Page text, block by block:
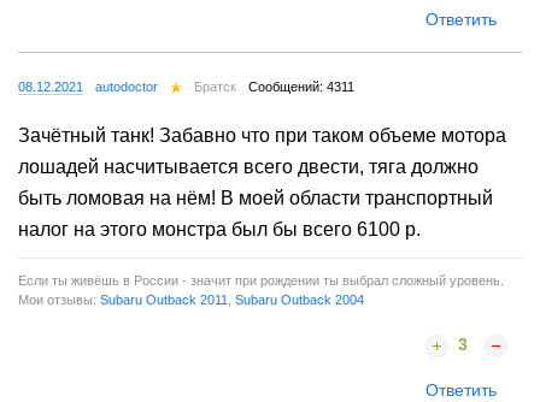
Ответить
08.12.2021 autodoctor Братск Сообщений: 4311
Зачётный танк! Забавно что при таком объеме мотора
лошадей насчитывается всего двести, тяга должно
быть ломовая на нём! В моей области транспортный
налог на этого монстра был бы всего 6100 р.
Если ты живёшь в России - значит при рождении ты выбрал сложный уровень.
Мои отзывы: Subaru Outback 2011 Subaru Outback 2004
3
Ответить